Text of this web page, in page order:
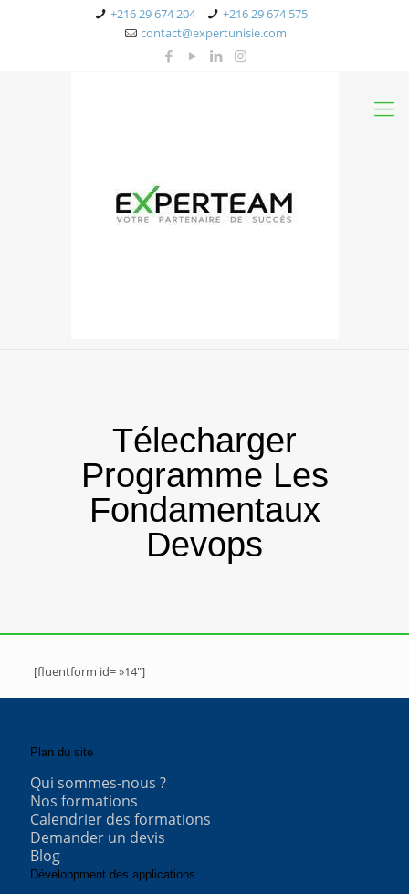
+216 29 674 204
+216 29 674 575
contact@expertunisie.com
Télecharger
Programme Les
Fondamentaux
Devops
[fluentform id= »14″]
Plan du site
Qui sommes-nous ?
Nos formations
Calendrier des formations
Demander un devis
Blog
Développment des applications